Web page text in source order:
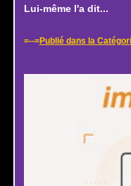
Lui-même l'a dit...
=--=Publié dans la